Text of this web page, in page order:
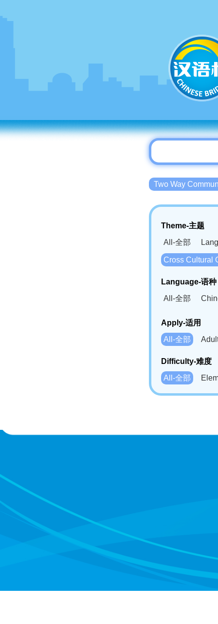
Two Way
Theme-主题
All-全部
Cross Cultural
Language-语种
All-全部
Bahasa
Swahili(SW)-
Apply-适用
All-全部
Difficulty-难度
All-全部